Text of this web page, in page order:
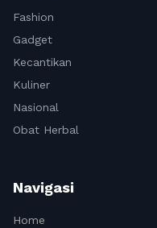
Fashion
Gadget
Kecantikan
Kuliner
Nasional
Obat Herbal
Navigasi
Home